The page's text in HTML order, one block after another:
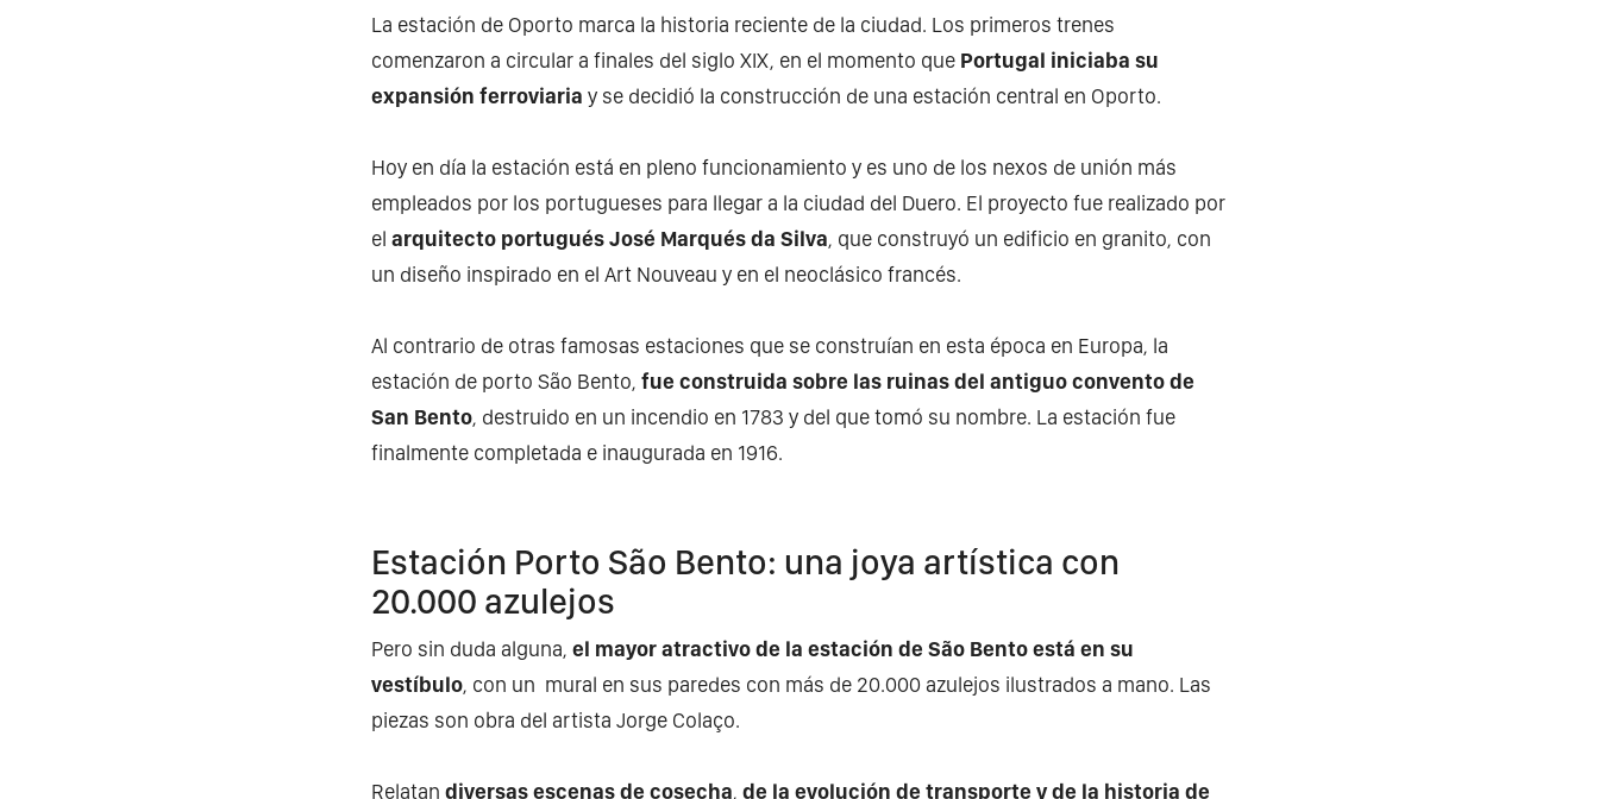
La estación de Oporto marca la historia reciente de la ciudad. Los primeros trenes
comenzaron a circular a finales del siglo XIX, en el momento que Portugal iniciaba su
expansión ferroviaria y se decidió la construcción de una estación central en Oporto.
Hoy en día la estación está en pleno funcionamiento y es uno de los nexos de unión más
empleados por los portugueses para llegar a la ciudad del Duero. El proyecto fue realizado por
el arquitecto portugués José Marqués da Silva, que construyó un edificio en granito, con
un diseño inspirado en el Art Nouveau y en el neoclásico francés.
Al contrario de otras famosas estaciones que se construían en esta época en Europa, la
estación de porto São Bento, fue construida sobre las ruinas del antiguo convento de
San Bento, destruido en un incendio en 1783 y del que tomó su nombre. La estación fue
finalmente completada e inaugurada en 1916.
Estación Porto São Bento: una joya artística con
20.000 azulejos
Pero sin duda alguna, el mayor atractivo de la estación de São Bento está en su
vestíbulo, con un mural en sus paredes con más de 20.000 azulejos ilustrados a mano. Las
piezas son obra del artista Jorge Colaço.
Relatan diversas escenas de cosecha, de la evolución de transporte y de la historia de